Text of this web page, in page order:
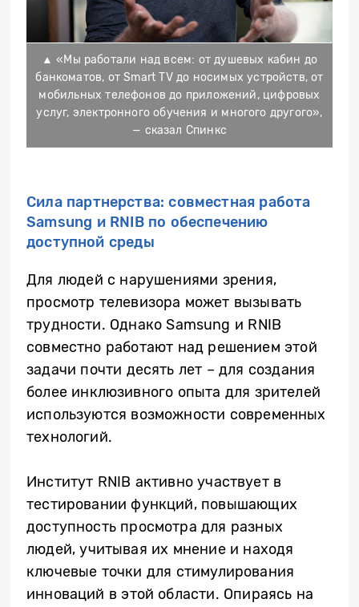
▲ «Мы работали над всем: от душевых кабин до
банкоматов, от Smart TV до носимых устройств, от
мобильных телефонов до приложений, цифровых
услуг, электронного обучения и многого другого»,
— сказал Спинкс
Сила партнерства: совместная работа
Samsung и RNIB по обеспечению
доступной среды
Для людей с нарушениями зрения,
просмотр телевизора может вызывать
трудности. Однако Samsung и RNIB
совместно работают над решением этой
задачи почти десять лет – для создания
более инклюзивного опыта для зрителей
используются возможности современных
технологий.
Институт RNIB активно участвует в
тестировании функций, повышающих
доступность просмотра для разных
людей, учитывая их мнение и находя
ключевые точки для стимулирования
инноваций в этой области. Опираясь на